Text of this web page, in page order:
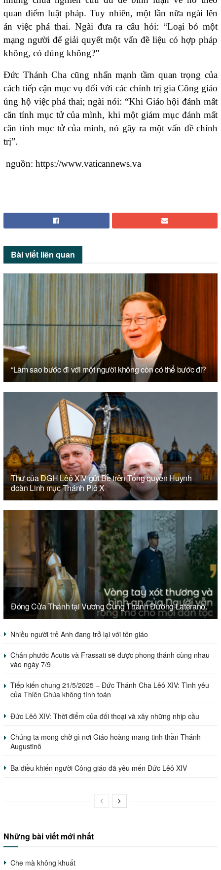
quan điểm luật pháp. Tuy nhiên, một lần nữa ngài lên
án việc phá thai. Ngài đưa ra câu hỏi: “Loại bỏ một
mạng người để giải quyết một vấn đề liệu có hợp pháp
không, có đúng không?”
Đức Thánh Cha cũng nhấn mạnh tầm quan trọng của
cách tiếp cận mục vụ đối với các chính trị gia Công giáo
ủng hộ việc phá thai; ngài nói: “Khi Giáo hội đánh mất
căn tính mục tử của mình, khi một giám mục đánh mất
căn tính mục tử của mình, nó gây ra một vấn đề chính
trị”.
nguồn: https://www.vaticannews.va
Bài viết liên quan
“Làm sao bước đi với một người không còn có thể bước đi?
Thư của ĐGH Lêô XIV gửi Bề trên Tổng quyền Huynh
đoàn Linh mục Thánh Piô X
Đóng Cửa Thánh tại Vương Cung Thánh Đường Latêranô.
Nhiều người trẻ Anh đang trở lại với tôn giáo
Chân phước Acutis và Frassati sẽ được phong thánh cùng nhau
vào ngày 7/9
Tiếp kiến chung 21/5/2025 – Đức Thánh Cha Lêô XIV: Tình yêu
của Thiên Chúa không tính toán
Đức Lêô XIV: Thời điểm của đối thoại và xây những nhịp cầu
Chúng ta mong chờ gì nơi Giáo hoàng mang tinh thần Thánh
Augustinô
Ba điều khiến người Công giáo đã yêu mến Đức Lêô XIV
Những bài viết mới nhất
Che mà không khuất